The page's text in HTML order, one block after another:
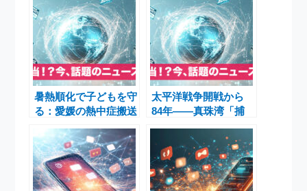
暑熱順化で子どもを守
る：愛媛の熱中症搬送
と明光義塾の調査が示
す課題
太平洋戦争開戦から
84年――真珠湾「捕
虜第一号」と戦後復興
を支えた元軍人たち